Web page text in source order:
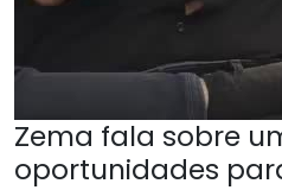
Zema fala sobre
oportunidades